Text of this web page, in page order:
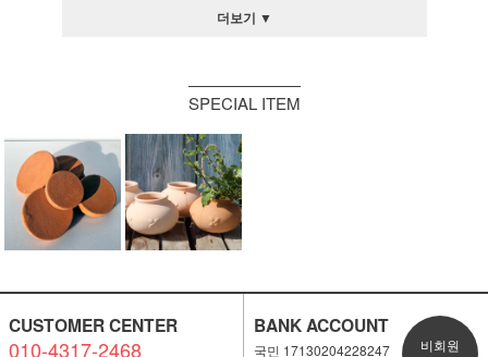
더보기 ▼
SPECIAL ITEM
CUSTOMER CENTER
010-4317-2468
BANK ACCOUNT
국민 17130204228247
비회원